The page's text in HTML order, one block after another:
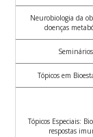
Neurobiologia da
doenças
Seminários
Tópicos em
Tópicos Especiais:
respostas